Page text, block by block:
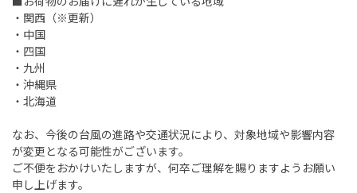
・関西（※更新）
・中国
・四国
・九州
・沖縄県
・北海道
なお、今後の台風の進路や交通状況により、対象地域や影響内容
が変更となる可能性がございます。
ご不便をおかけいたしますが、何卒ご理解を賜りますようお願い
申し上げます。